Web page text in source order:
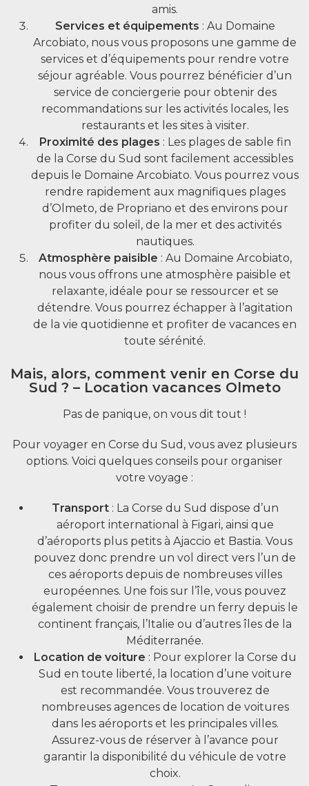
amis.
Services et équipements : Au Domaine
Arcobiato, nous vous proposons une gamme de
services et d’équipements pour rendre votre
séjour agréable. Vous pourrez bénéficier d’un
service de conciergerie pour obtenir des
recommandations sur les activités locales, les
restaurants et les sites à visiter.
Proximité des plages : Les plages de sable fin
de la Corse du Sud sont facilement accessibles
depuis le Domaine Arcobiato. Vous pourrez vous
rendre rapidement aux magnifiques plages
d’Olmeto, de Propriano et des environs pour
profiter du soleil, de la mer et des activités
nautiques.
Atmosphère paisible : Au Domaine Arcobiato,
nous vous offrons une atmosphère paisible et
relaxante, idéale pour se ressourcer et se
détendre. Vous pourrez échapper à l’agitation
de la vie quotidienne et profiter de vacances en
toute sérénité.
Mais, alors, comment venir en Corse du
Sud ? – Location vacances Olmeto
Pas de panique, on vous dit tout !
Pour voyager en Corse du Sud, vous avez plusieurs
options. Voici quelques conseils pour organiser
votre voyage :
Transport: La Corse du Sud dispose d’un
aéroport international à Figari, ainsi que
d’aéroports plus petits à Ajaccio et Bastia. Vous
pouvez donc prendre un vol direct vers l’un de
ces aéroports depuis de nombreuses villes
européennes. Une fois sur l’île, vous pouvez
également choisir de prendre un ferry depuis le
continent français, l’Italie ou d’autres îles de la
Méditerranée.
Location de voiture : Pour explorer la Corse du
Sud en toute liberté, la location d’une voiture
est recommandée. Vous trouverez de
nombreuses agences de location de voitures
dans les aéroports et les principales villes.
Assurez-vous de réserver à l’avance pour
garantir la disponibilité du véhicule de votre
choix.